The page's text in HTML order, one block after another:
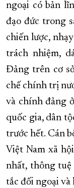
ngoại có bản
đạo đức trong
chiến lược,
trách nhiệm,
Đảng trên cơ
chế chính trị
và chính đảng
quốc gia, dân
trước hết. Cán
Việt Nam xã
nhất, thông tuệ
tắc đối ngoại